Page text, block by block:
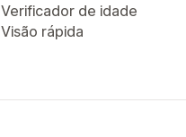
Verificador de idade
Visão rápida